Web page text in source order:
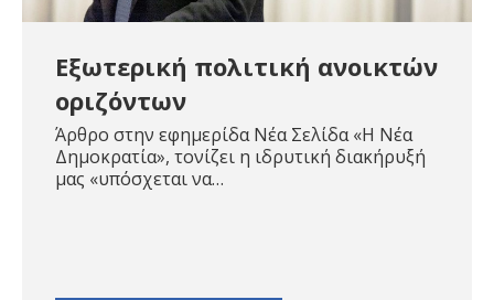
Εξωτερική πολιτική ανοικτών
οριζόντων
Άρθρο στην εφημερίδα Νέα Σελίδα «Η Νέα
Δημοκρατία», τονίζει η ιδρυτική διακήρυξή
μας «υπόσχεται να…